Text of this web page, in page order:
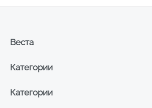
Категории
Категории
Веста